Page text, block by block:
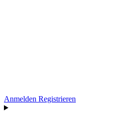
Anmelden Registrieren